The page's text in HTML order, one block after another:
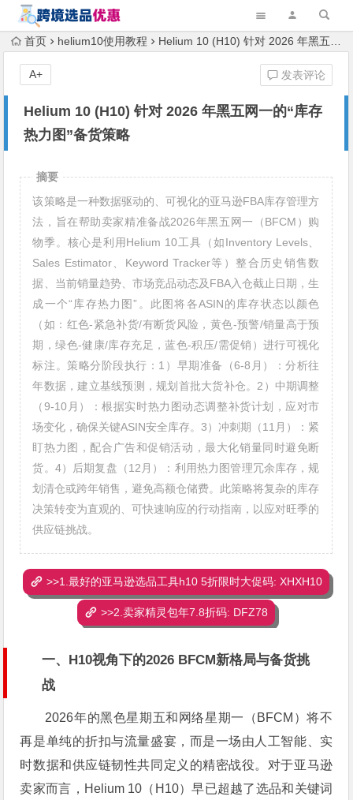
首页 helium10使用教程 Helium 10 (H10) 针对 2026 年黑五网一的“库存热力图”备货策略
Helium 10 (H10) 针对 2026 年黑五网一的“库存
热力图”备货策略
发表评论
A+
摘要
该策略是一种数据驱动的、可视化的亚马逊FBA库存管理方
法，旨在帮助卖家精准备战2026年黑五网一（BFCM）购
物季。核心是利用Helium 10工具（如Inventory Levels、
Sales Estimator、Keyword Tracker等）整合历史销售数
据、当前销量趋势、市场竞品动态及FBA入仓截止日期，生
成一个“库存热力图”。此图将各ASIN的库存状态以颜色
（如：红色-紧急补货/有断货风险，黄色-预警/销量高于预
期，绿色-健康/库存充足，蓝色-积压/需促销）进行可视化
标注。策略分阶段执行：1）早期准备（6-8月）：分析往
年数据，建立基线预测，规划首批大货补仓。2）中期调整
（9-10月）：根据实时热力图动态调整补货计划，应对市
场变化，确保关键ASIN安全库存。3）冲刺期（11月）：紧
盯热力图，配合广告和促销活动，最大化销量同时避免断
货。4）后期复盘（12月）：利用热力图管理冗余库存，规
划清仓或跨年销售，避免高额仓储费。此策略将复杂的库存
决策转变为直观的、可快速响应的行动指南，以应对旺季的
供应链挑战。
>>1.最好的亚马逊选品工具h10 5折限时大促码: XHXH10
>>2.卖家精灵包年7.8折码: DFZ78
一、H10视角下的2026 BFCM新格局与备货挑
战
2026年的黑色星期五和网络星期一（BFCM）将不
再是单纯的折扣与流量盛宴，而是一场由人工智能、实
时数据和供应链韧性共同定义的精密战役。对于亚马逊
卖家而言，Helium 10（H10）早已超越了选品和关键词